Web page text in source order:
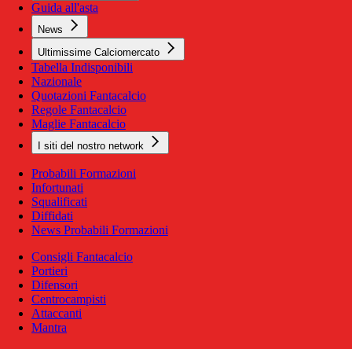
Guida all'asta
News
Ultimissime Calciomercato
Tabella Indisponibili
Nazionale
Quotazioni Fantacalcio
Regole Fantacalcio
Maglie Fantacalcio
I siti del nostro network
Probabili Formazioni
Infortunati
Squalificati
Diffidati
News Probabili Formazioni
Consigli Fantacalcio
Portieri
Difensori
Centrocampisti
Attaccanti
Mantra